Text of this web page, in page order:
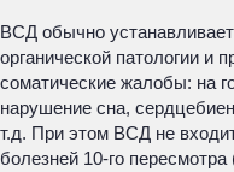
ВСД обычно
органической патологии
соматические жалобы: на
нарушение сна,
т.д. При этом ВСД не
болезней 10-го